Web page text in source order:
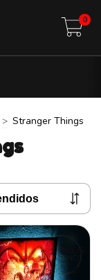
0
> Stranger Things